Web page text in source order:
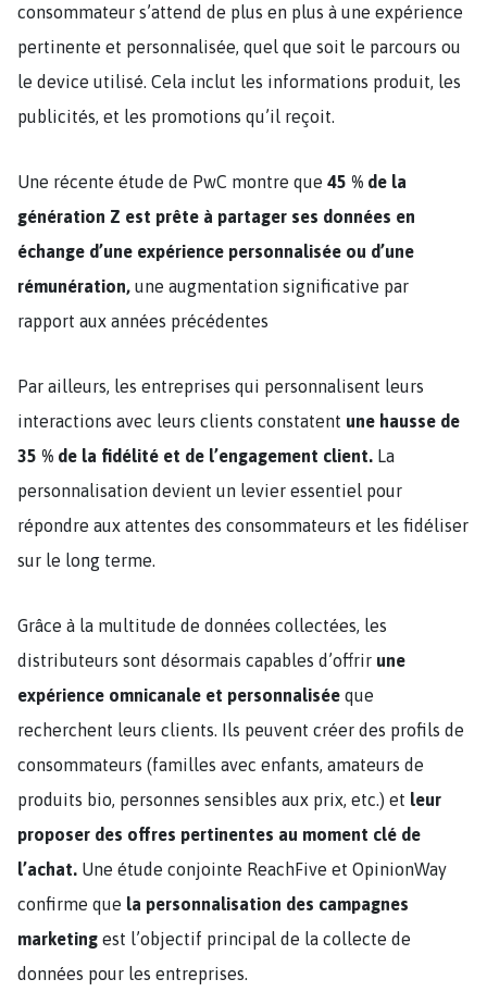
consommateur s’attend de plus en plus à une expérience
pertinente et personnalisée, quel que soit le parcours ou
le device utilisé. Cela inclut les informations produit, les
publicités, et les promotions qu’il reçoit.
Une récente étude de PwC montre que 45 % de la
génération Z est prête à partager ses données en
échange d’une expérience personnalisée ou d’une
rémunération, une augmentation significative par
rapport aux années précédentes​
Par ailleurs, les entreprises qui personnalisent leurs
interactions avec leurs clients constatent une hausse de
35 % de la fidélité et de l’engagement client. La
personnalisation devient un levier essentiel pour
répondre aux attentes des consommateurs et les fidéliser
sur le long terme​.
Grâce à la multitude de données collectées, les
distributeurs sont désormais capables d’offrir une
expérience omnicanale et personnalisée que
recherchent leurs clients. Ils peuvent créer des profils de
consommateurs (familles avec enfants, amateurs de
produits bio, personnes sensibles aux prix, etc.) et leur
proposer des offres pertinentes au moment clé de
l’achat. Une étude conjointe ReachFive et OpinionWay
confirme que la personnalisation des campagnes
marketing est l’objectif principal de la collecte de
données pour les entreprises.